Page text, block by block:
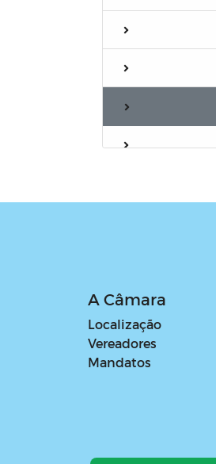
A Câmara
Localização
Vereadores
Mandatos